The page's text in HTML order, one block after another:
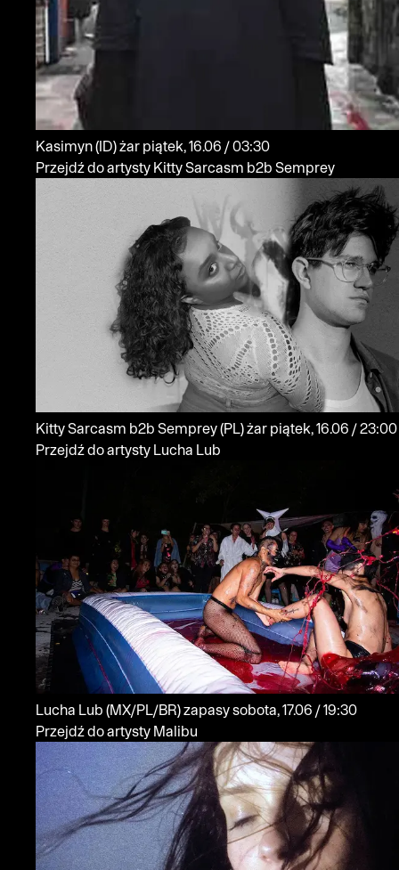
Kasimyn(ID)żar
piątek, 16.06 / 03:30
Przejdź do artysty Kitty Sarcasm b2b Semprey
Kitty Sarcasm b2b Semprey(PL)żar
piątek, 16.06 / 23:00
Przejdź do artysty Lucha Lub
Lucha Lub (MX/PL/BR)zapasy
sobota, 17.06 / 19:30
Przejdź do artysty Malibu